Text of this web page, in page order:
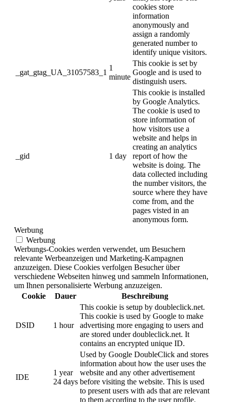
cookies store
information
anonymously and
assign a randomly
generated number to
identify unique visitors.
_gat_gtag_UA_31057583_1
1
minute
This cookie is set by
Google and is used to
distinguish users.
_gid 1 day
This cookie is installed
by Google Analytics.
The cookie is used to
store information of
how visitors use a
website and helps in
creating an analytics
report of how the
website is doing. The
data collected including
the number visitors, the
source where they have
come from, and the
pages visted in an
anonymous form.
Werbung
Werbung
Werbungs-Cookies werden verwendet, um Besuchern
relevante Werbeanzeigen und Marketing-Kampagnen
anzuzeigen. Diese Cookies verfolgen Besucher über
verschiedene Webseiten hinweg und sammeln Informationen,
um Ihnen personalisierte Werbung anzuzeigen.
Cookie
Dauer Beschreibung
DSID 1 hour
This cookie is setup by doubleclick.net.
This cookie is used by Google to make
advertising more engaging to users and
are stored under doubleclick.net. It
contains an encrypted unique ID.
IDE
1 year
24 days
Used by Google DoubleClick and stores
information about how the user uses the
website and any other advertisement
before visiting the website. This is used
to present users with ads that are relevant
to them according to the user profile.